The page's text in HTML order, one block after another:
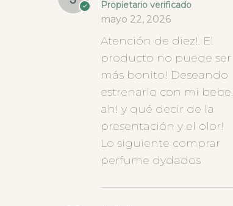
Propietario verificado
mayo 22, 2026
Atención de diez!. El
producto no puede ser
más bonito! Deseando
estrenarlo con mi bebe.
ah! y qué decir de la
presentación y el olor!
Lo siguiente comprar
perfume dydados